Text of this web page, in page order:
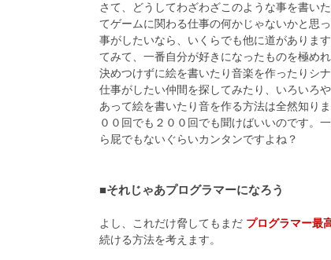
さて、どうしてわざわざこのような事を書い
てゲームに関わる仕事の何かじゃないかと思
事がしたいなら、いくらでも他に道がありま
てみて、一番自分が好きになったものを極め
決めつけずに絵を書いたり音楽を作ったりシ
仕事がしたい仲間を探してみたり、いろいろ
あって絵を書いたり音を作る方法は全然知り
００回でも２００回でも聞けばいいのです。
ら屁でもないぐらいカンタンですよね？
■それじゃあプログラマーになろう
よし、これだけ脅してもまだ プログラマー最
続ける方法を考えます。